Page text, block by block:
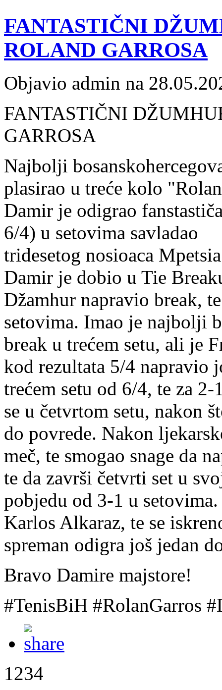
FANTASTIČNI
ROLAND GARROSA
Objavio admin na
FANTASTIČNI
GARROSA
Najbolji
plasirao u treće kolo
Damir je odigrao
6/4) u setovima savladao
tridesetog nosioaca
Damir je dobio u Tie
Džamhur napravio break,
setovima. Imao je najbolji
break u trećem setu, ali je
kod rezultata 5/4 napravio
trećem setu od 6/4, te za
se u četvrtom setu, nakon
do povrede. Nakon
meč, te smogao snage da
te da završi četvrti set u
pobjedu od 3-1 u
Karlos Alkaraz, te se
spreman odigra još jedan
Bravo Damire majstore!
#TenisBiH #RolanGarros
1234